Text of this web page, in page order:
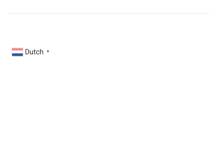
Dutch ▼